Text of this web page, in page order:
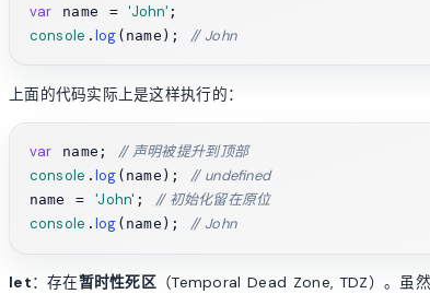
var name = 'John'
console . log (name); // John
上面的代码实际上是这样执行的：
var name; // 声明被提升到顶部
console . log (name); // undefined
name = 'John' ; // 初始化留在原位
console . log (name); // John
let：存在暂时性死区 （Temporal Dead Zone, TDZ）。虽